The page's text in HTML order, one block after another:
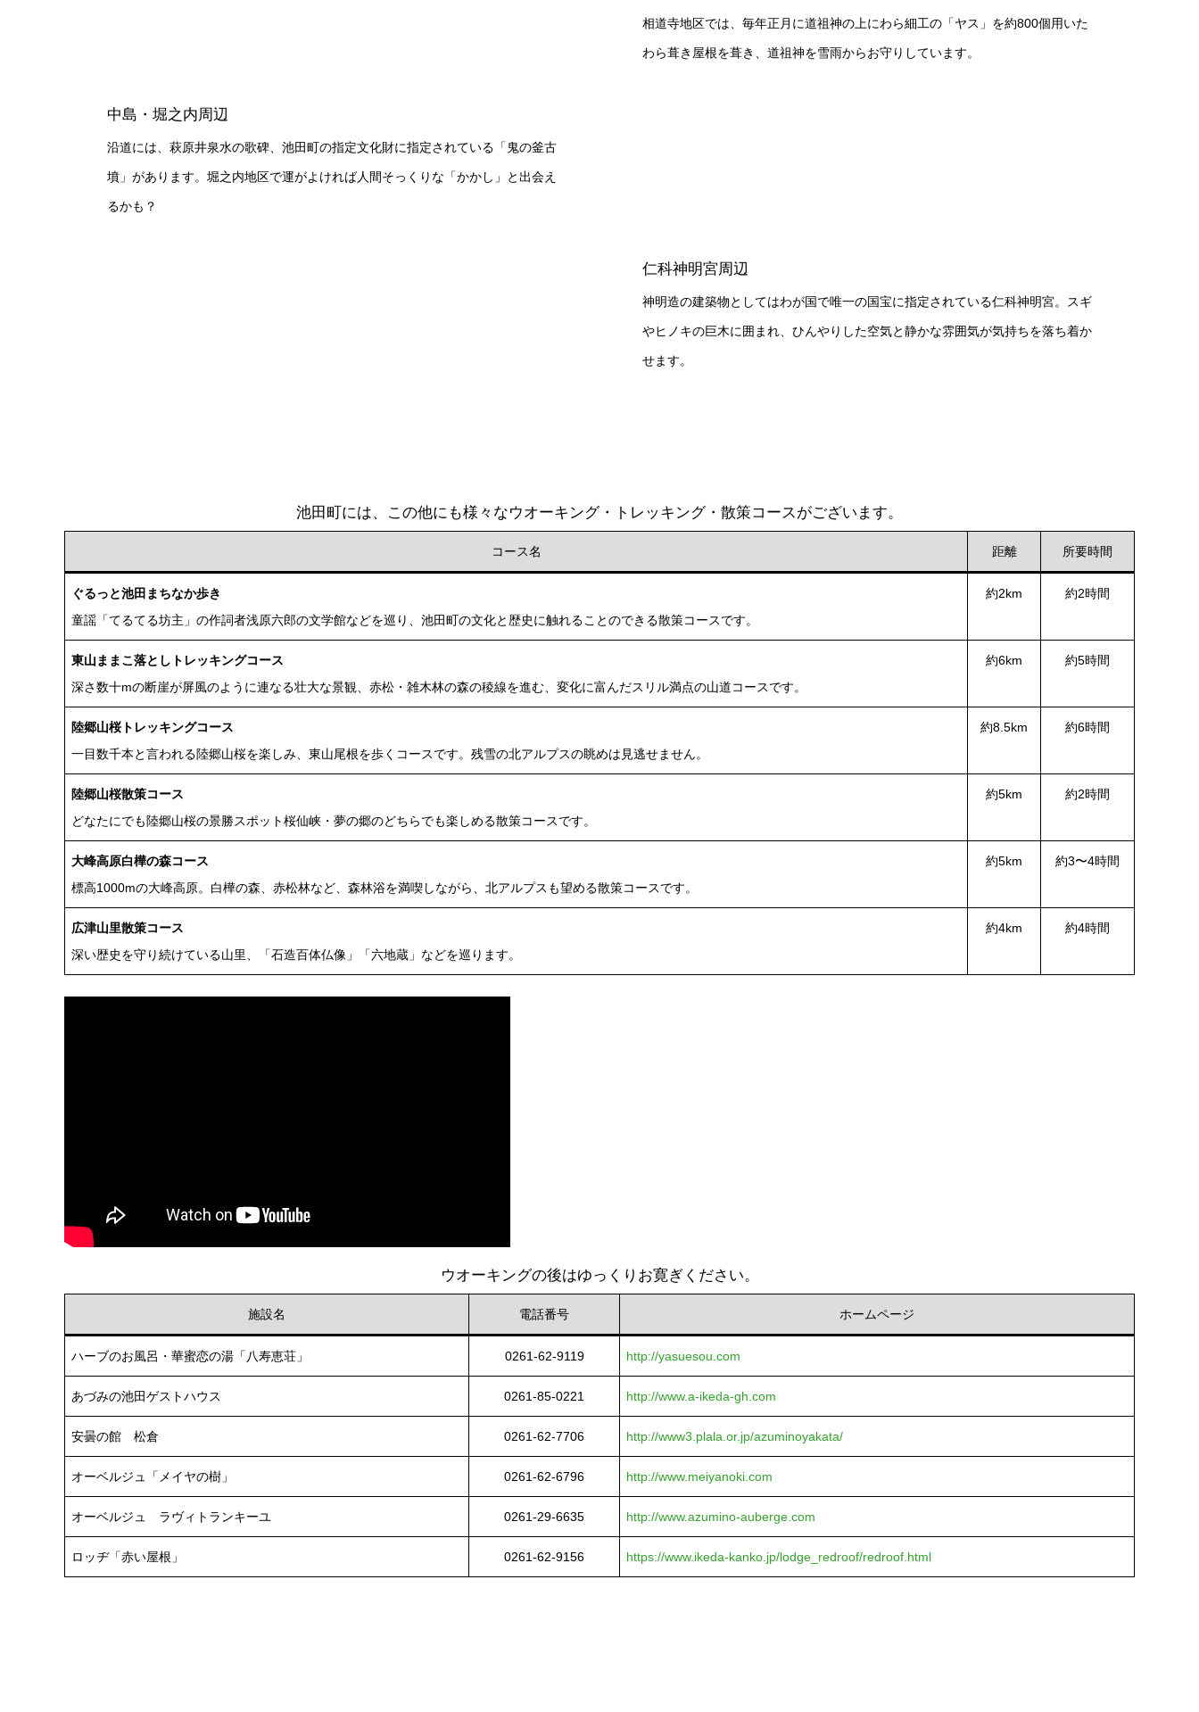
相道寺地区では、毎年正月に道祖神の上にわら細工の「ヤス」を約800個用いた
わら葺き屋根を葺き、道祖神を雪雨からお守りしています。
中島・堀之内周辺
沿道には、萩原井泉水の歌碑、池田町の指定文化財に指定されている「鬼の釜古
墳」があります。堀之内地区で運がよければ人間そっくりな「かかし」と出会え
るかも？
仁科神明宮周辺
神明造の建築物としてはわが国で唯一の国宝に指定されている仁科神明宮。スギ
やヒノキの巨木に囲まれ、ひんやりした空気と静かな雰囲気が気持ちを落ち着か
せます。
池田町には、この他にも様々なウオーキング・トレッキング・散策コースがございます。
コース名 距離 所要時間
ぐるっと池田まちなか歩き
童謡「てるてる坊主」の作詞者浅原六郎の文学館などを巡り、池田町の文化と歴史に触れることのできる散策コースです。
約2km 約2時間
東山ままこ落としトレッキングコース
深さ数十mの断崖が屏風のように連なる壮大な景観、赤松・雑木林の森の稜線を進む、変化に富んだスリル満点の山道コースです。
約6km 約5時間
陸郷山桜トレッキングコース
一目数千本と言われる陸郷山桜を楽しみ、東山尾根を歩くコースです。残雪の北アルプスの眺めは見逃せません。
約8.5km 約6時間
陸郷山桜散策コース
どなたにでも陸郷山桜の景勝スポット桜仙峡・夢の郷のどちらでも楽しめる散策コースです。
約5km 約2時間
大峰高原白樺の森コース
標高1000mの大峰高原。白樺の森、赤松林など、森林浴を満喫しながら、北アルプスも望める散策コースです。
約5km 約3〜4時間
広津山里散策コース
深い歴史を守り続けている山里、「石造百体仏像」「六地蔵」などを巡ります。
約4km 約4時間
ウオーキングの後はゆっくりお寛ぎください。
施設名 電話番号 ホームページ
ハーブのお風呂・華蜜恋の湯「八寿恵荘」 0261-62-9119 http://yasuesou.com
あづみの池田ゲストハウス 0261-85-0221 http://www.a-ikeda-gh.com
安曇の館 松倉 0261-62-7706 http://www3.plala.or.jp/azuminoyakata/
オーベルジュ「メイヤの樹」 0261-62-6796 http://www.meiyanoki.com
オーベルジュ ラヴィトランキーユ 0261-29-6635 http://www.azumino-auberge.com
ロッヂ「赤い屋根」 0261-62-9156 https://www.ikeda-kanko.jp/lodge_redroof/redroof.html